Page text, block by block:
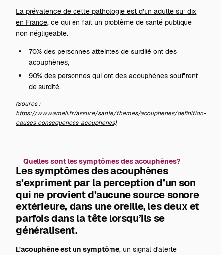
La prévalence de cette pathologie est d’un adulte sur dix
en France, ce qui en fait un problème de santé publique
non négligeable.
70% des personnes atteintes de surdité ont des
acouphènes,
90% des personnes qui ont des acouphènes souffrent
de surdité.
(Source :
https://www.ameli.fr/assure/sante/themes/acouphenes/definition-
causes-consequences-acouphenes)
Quelles sont les symptômes des acouphènes?
Les symptômes des acouphènes
s’expriment par la perception d’un son
qui ne provient d’aucune source sonore
extérieure, dans une oreille, les deux et
parfois dans la tête lorsqu’ils se
généralisent.
L'acouphène est un symptôme, un signal d'alerte